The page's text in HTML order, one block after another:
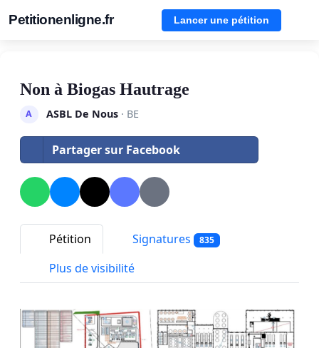
Petitionenligne.fr Lancer une pétition
Non à Biogas Hautrage
A ASBL De Nous· BE
Partager sur Facebook
Pétition Signatures 835
Plus de visibilité